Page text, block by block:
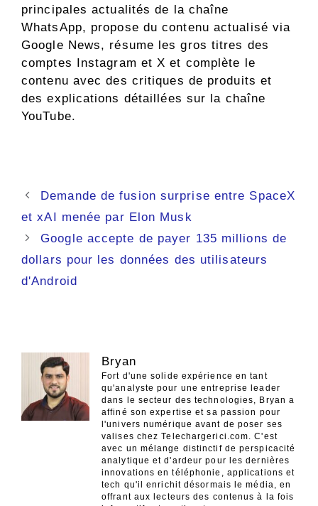
principales actualités de la chaîne
WhatsApp, propose du contenu actualisé via
Google News, résume les gros titres des
comptes Instagram et X et complète le
contenu avec des critiques de produits et
des explications détaillées sur la chaîne
YouTube.
Navigation
des
Demande de fusion surprise entre SpaceX
et xAI menée par Elon Musk
Google accepte de payer 135 millions de
dollars pour les données des utilisateurs
d'Android
Bryan
Fort d'une solide expérience en tant
qu'analyste pour une entreprise leader
dans le secteur des technologies, Bryan a
affiné son expertise et sa passion pour
l'univers numérique avant de poser ses
valises chez Telechargerici.com. C'est
avec un mélange distinctif de perspicacité
analytique et d'ardeur pour les dernières
innovations en téléphonie, applications et
tech qu'il enrichit désormais le média, en
offrant aux lecteurs des contenus à la fois